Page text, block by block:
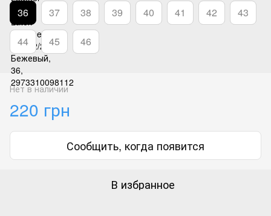
36 37 38 39 40 41 42 43
44 45 46
Нет в наличии
220 грн
Сообщить, когда появится
В избранное